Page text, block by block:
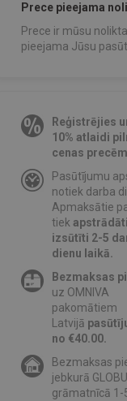
Prece pieejama
Prece ir mūsu
pieejama Jūsu
Reģistrējies
10% atlaidi
cenas
Pasūtījumu
notiek darba
Apmaksātie
tiek
izsūtīti 2-5
dienu laikā.
Bezmaksas
uz OMNIVA
pakomātiem
Latvijā
no €40.00.
Bezmaksas
jebkurā
grāmatnīcā 1-